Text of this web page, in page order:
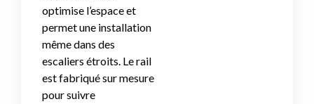
optimise l’espace et
permet une installation
même dans des
escaliers étroits. Le rail
est fabriqué sur mesure
pour suivre